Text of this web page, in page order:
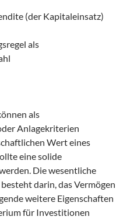
(der Kapitaleinsatz)
als
als
Anlagekriterien
Wert eines
eine solide
Die wesentliche
darin, das Vermögen
weitere Eigenschaften
für Investitionen